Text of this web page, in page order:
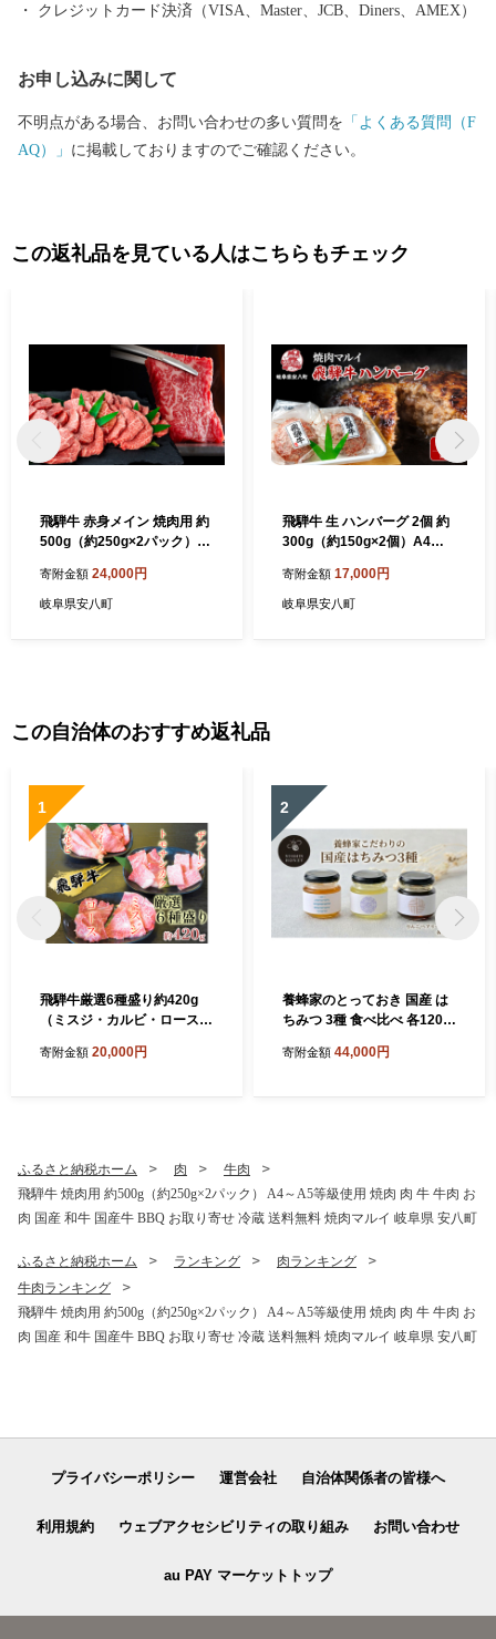
クレジットカード決済（VISA、Master、JCB、Diners、AMEX）
お申し込みに関して
不明点がある場合、お問い合わせの多い質問を 「よくある質問（F
AQ）」 に掲載しておりますのでご確認ください。
この返礼品を見ている人はこちらもチェック
飛騨牛 赤身メイン 焼肉用 約
500g（約250g×2パック）A
肉 お肉 国産 和牛 国産牛 赤
身 BBQ お取り寄せ 冷蔵 送
寄附金額 24,000円
岐阜県安八町
飛騨牛 生 ハンバーグ 2個 約
300g（約150g×2個）A4～A
産 和牛 国産牛 BBQ 冷凍 お
取り寄せ 送料無料 焼肉マル
寄附金額 17,000円
岐阜県安八町
この自治体のおすすめ返礼品
1
飛騨牛厳選6種盛り約420g
（ミスジ・カルビ・ロース・
ンカク）各約70g お肉 牛肉
寄附金額 20,000円
2
養蜂家のとっておき 国産 は
ちみつ 3種 食べ比べ 各120g
んご ヘアリーベッチ そば ハ
寄附金額 44,000円
ふるさと納税ホーム 肉
牛肉
飛騨牛 焼肉用 約500g（約250g×2パック） A4～A5等級使用 焼肉 肉 牛 牛肉 お
肉 国産 和牛 国産牛 BBQ お取り寄せ 冷蔵 送料無料 焼肉マルイ 岐阜県 安八町
ふるさと納税ホーム ランキング
肉ランキング
牛肉ランキング
飛騨牛 焼肉用 約500g（約250g×2パック） A4～A5等級使用 焼肉 肉 牛 牛肉 お
肉 国産 和牛 国産牛 BBQ お取り寄せ 冷蔵 送料無料 焼肉マルイ 岐阜県 安八町
プライバシーポリシー 運営会社 自治体関係者の皆様へ
利用規約 ウェブアクセシビリティの取り組み お問い合わせ
au PAY マーケットトップ